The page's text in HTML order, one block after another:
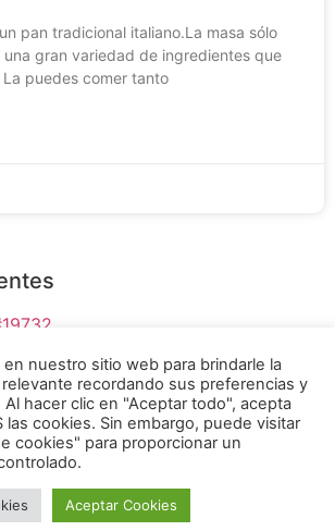
pan tradicional italiano.La masa sólo
una gran variedad de ingredientes que
puedes comer tanto
GARBANZO
A TÚ BEBÉ, ESTO TE
DE COCINAR SIN GRASA
® 2026
INSTAGRAM
YOUTUBE
nuestro sitio web para brindarle la
recordando sus preferencias y
hacer clic en "Aceptar todo", acepta
las cookies. Sin embargo, puede visitar
cookies" para proporcionar un
Aceptar Cookies